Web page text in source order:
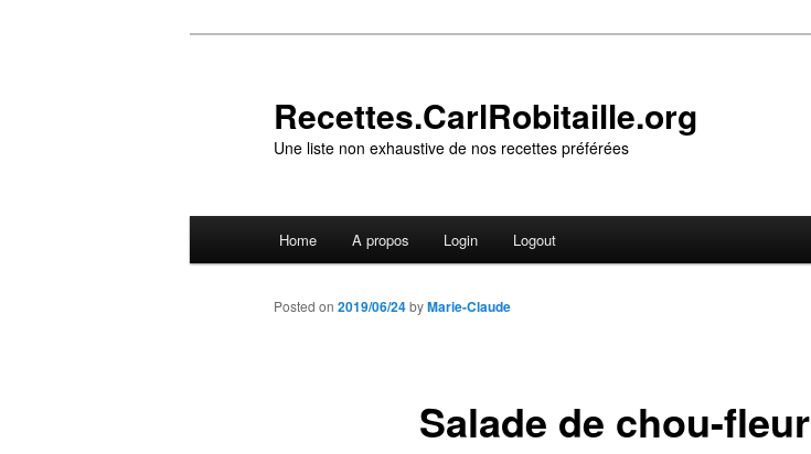
Recettes.CarlRobitaille.org
Une liste non exhaustive de nos recettes préférées
Home A propos Login Logout
Salade de chou-fleur
Posted on 2019/06/24byMarie-Claude